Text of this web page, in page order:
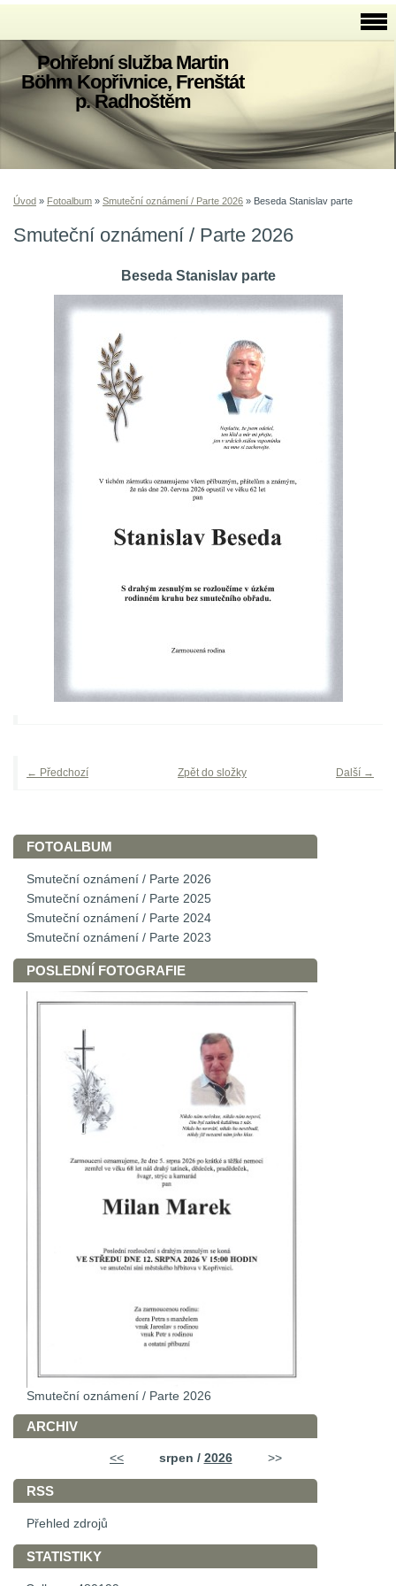
Pohřební služba Martin
Böhm Kopřivnice, Frenštát
p. Radhoštěm
Úvod » Fotoalbum » Smuteční oznámení / Parte 2026 » Beseda Stanislav parte
Smuteční oznámení / Parte 2026
Beseda Stanislav parte
← Předchozí Další →
Zpět do složky
FOTOALBUM
Smuteční oznámení / Parte 2026
Smuteční oznámení / Parte 2025
Smuteční oznámení / Parte 2024
Smuteční oznámení / Parte 2023
POSLEDNÍ FOTOGRAFIE
Smuteční oznámení / Parte 2026
ARCHIV
<< srpen / 2026 >>
RSS
Přehled zdrojů
STATISTIKY